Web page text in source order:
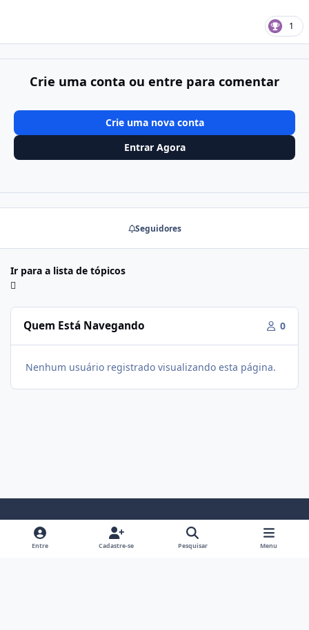
1
Crie uma conta ou entre para comentar
Crie uma nova conta
Entrar Agora
Seguidores
Ir para a lista de tópicos
Quem Está Navegando 0
Nenhum usuário registrado visualizando esta página.
Modo ClaroModo EscuroPreferência do Sistema
i
Entre Cadastre-se Pesquisar Menu